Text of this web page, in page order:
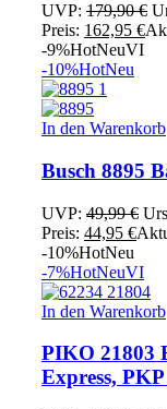
UVP: 179,90€
Preis: 162,95 €
-9%HotNeuVI
-10%HotNeu
In den Warenkorb
Busch 8895
UVP: 49,99€
Preis: 44,95 €
-10%HotNeu
-7%HotNeuVI
In den Warenkorb
PIKO 21803
Express,